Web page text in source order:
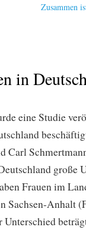
Zusammen
in
eine Studie
Carl
große
Frauen im
Sachsen-Anhalt